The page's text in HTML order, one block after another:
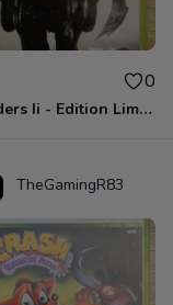
0
Darksiders Ii - Edition Limitée Xbox 360
TheGamingR83